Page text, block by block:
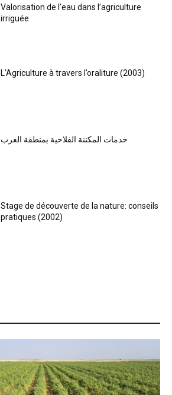
Valorisation de l’eau dans l’agriculture
irriguée
L’Agriculture à travers l’oraliture (2003)
خدمات المكننة الفلاحية بمنطقة الغرب
Stage de découverte de la nature: conseils
pratiques (2002)